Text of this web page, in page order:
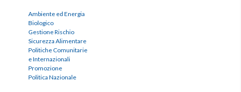
Ambiente ed Energia
Biologico
Gestione Rischio
Sicurezza Alimentare
Politiche Comunitarie
e Internazionali
Promozione
Politica Nazionale